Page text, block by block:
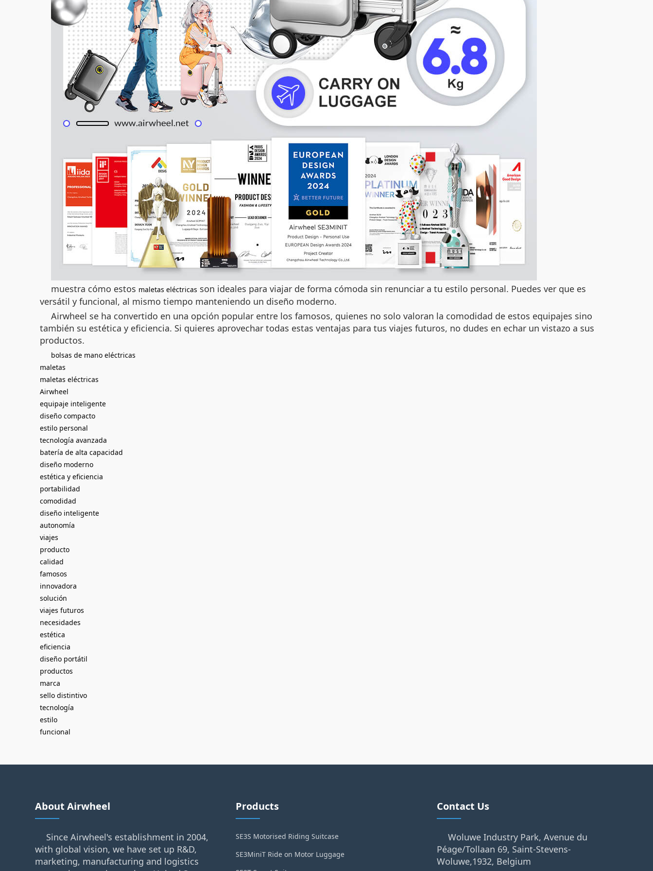
muestra cómo estos maletas eléctricas son ideales para viajar de forma cómoda sin renunciar a tu estilo personal. Puedes ver que es
versátil y funcional, al mismo tiempo manteniendo un diseño moderno.
Airwheel se ha convertido en una opción popular entre los famosos, quienes no solo valoran la comodidad de estos equipajes sino
también su estética y eficiencia. Si quieres aprovechar todas estas ventajas para tus viajes futuros, no dudes en echar un vistazo a sus
productos.
bolsas de mano eléctricas
maletas
maletas eléctricas
Airwheel
equipaje inteligente
diseño compacto
estilo personal
tecnología avanzada
batería de alta capacidad
diseño moderno
estética y eficiencia
portabilidad
comodidad
diseño inteligente
autonomía
viajes
producto
calidad
famosos
innovadora
solución
viajes futuros
necesidades
estética
eficiencia
diseño portátil
productos
marca
sello distintivo
tecnología
estilo
funcional
About Airwheel
Since Airwheel's establishment in 2004,
with global vision, we have set up R&D,
marketing, manufacturing and logistics
Products
SE3S Motorised Riding Suitcase
SE3MiniT Ride on Motor Luggage
Contact Us
Woluwe Industry Park, Avenue du
Péage/Tollaan 69, Saint-Stevens-
Woluwe,1932, Belgium